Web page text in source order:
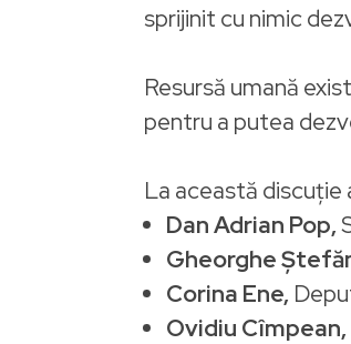
sprijinit cu nimic
Resursă umană
pentru a putea
La această discuție
Dan Adrian Pop,
Gheorghe
Corina Ene,
Ovidiu Cîmpean,